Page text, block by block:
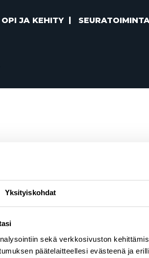
Yksityiskohdat
sekä verkkosivuston
päätelaitteellesi evästeenä ja
OPI JA KEHITY